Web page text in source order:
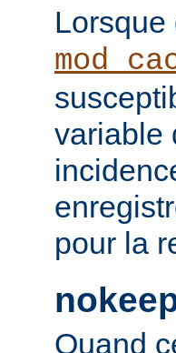
Lorsque
variable
pour la
Quand